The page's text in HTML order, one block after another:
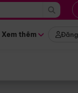
Xem thêm